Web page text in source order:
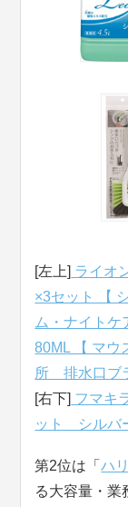
[左上] ライオ
×3セット 【
ム・ナイト
80ML 【 マウ
所 排水口ブ
[右下] フマキ
ット シルバ
第2位は「ハ
る大容量・業